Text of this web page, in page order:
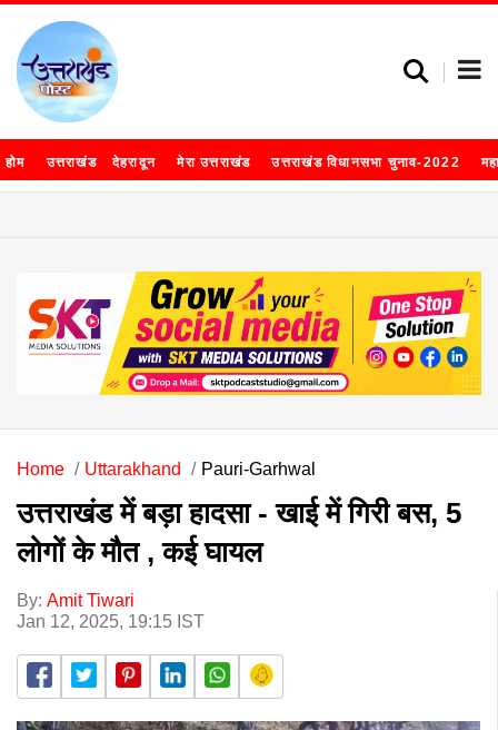
होम उत्तराखंड देहरादून मेरा उत्तराखंड उत्तराखंड विधानसभा चुनाव-2022
Home Uttarakhand Pauri-Garhwal
उत्तराखंड में बड़ा हादसा - खाई में गिरी बस, 5
लोगों के मौत , कई घायल
By: Amit Tiwari
Jan 12, 2025, 19:15 IST